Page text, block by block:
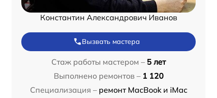
Константин Александрович Иванов
Вызвать мастера
Стаж работы мастером – 5 лет
Выполнено ремонтов – 1 120
Специализация – ремонт MacBook и iMac